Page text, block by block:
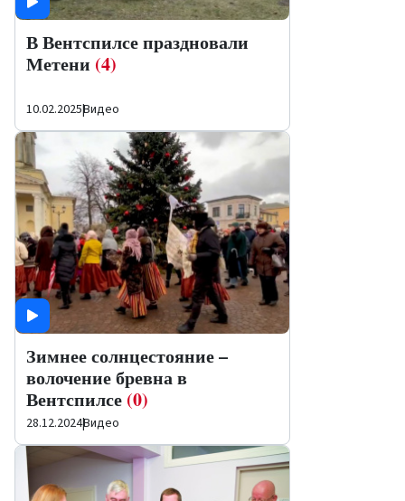
В Вентспилсе праздновали
Метени (4)
10.02.2025|Видео
Зимнее солнцестояние –
волочение бревна в
Вентспилсе (0)
28.12.2024|Видео